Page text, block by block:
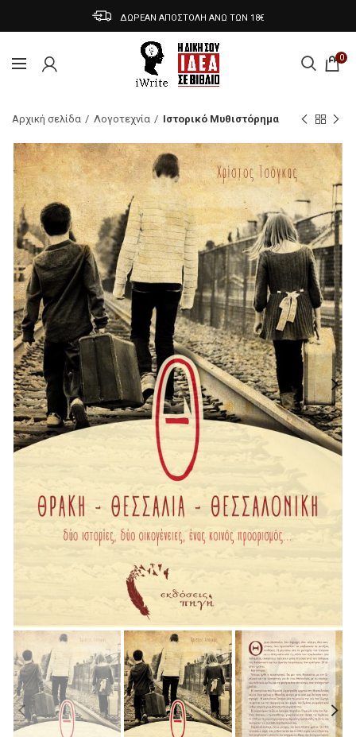
ΔΩΡΕΑΝ ΑΠΟΣΤΟΛΗ ΑΝΩ ΤΩΝ 18€
0
Αρχική σελίδα Λογοτεχνία Ιστορικό Μυθιστόρημα